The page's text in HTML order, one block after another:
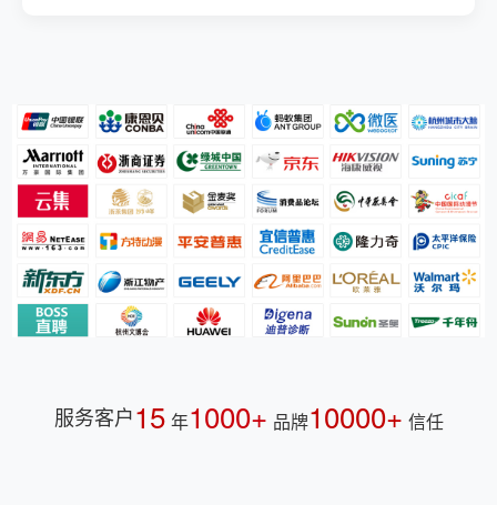
服务客户15 年1000+ 品牌10000+ 信任